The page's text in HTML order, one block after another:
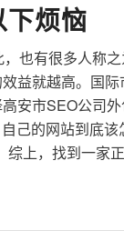
烦恼
也有很多人称
益就越高。国
安市SEO公司
己的网站到底
上，找到一家